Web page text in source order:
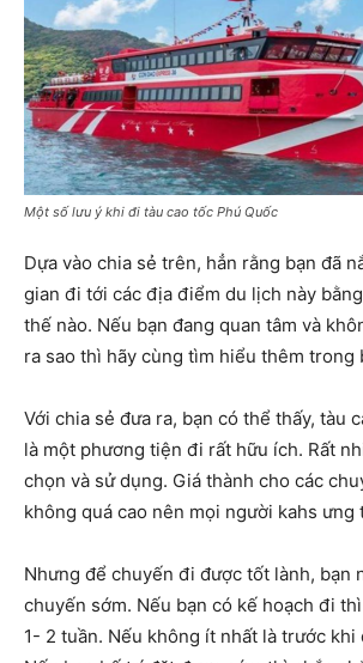
Một số lưu ý khi đi tàu cao tốc Phú Quốc
Dựa vào chia sẻ trên, hẳn rằng bạn đã
gian đi tới các địa điểm du lịch này
thế nào. Nếu bạn đang quan tâm và
ra sao thì hãy cùng tìm hiểu thêm trong
Với chia sẻ đưa ra, bạn có thể thấy, tàu
là một phương tiện đi rất hữu ích. Rất
chọn và sử dụng. Giá thành cho các
không quá cao nên mọi người kahs ưng
Nhưng để chuyến đi được tốt lành, bạn
chuyến sớm. Nếu bạn có kế hoạch đi
1- 2 tuần. Nếu không ít nhất là trước khi